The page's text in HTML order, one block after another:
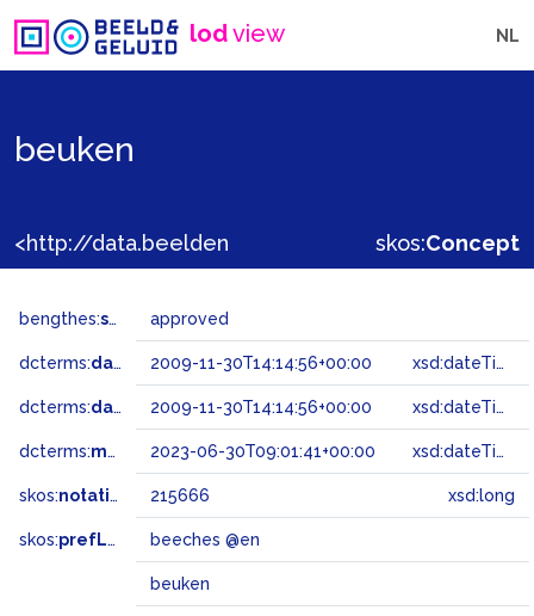
lodview NL
beuken
skos:Concept
bengthes:status approved
dcterms:dateAccepted 2009-11-30T14:14:56+00:00 xsd:dateTime
dcterms:dateSubmitted 2009-11-30T14:14:56+00:00 xsd:dateTime
dcterms:modified 2023-06-30T09:01:41+00:00 xsd:dateTime
skos:notation 215666 xsd:long
skos:prefLabel beeches @en
beuken